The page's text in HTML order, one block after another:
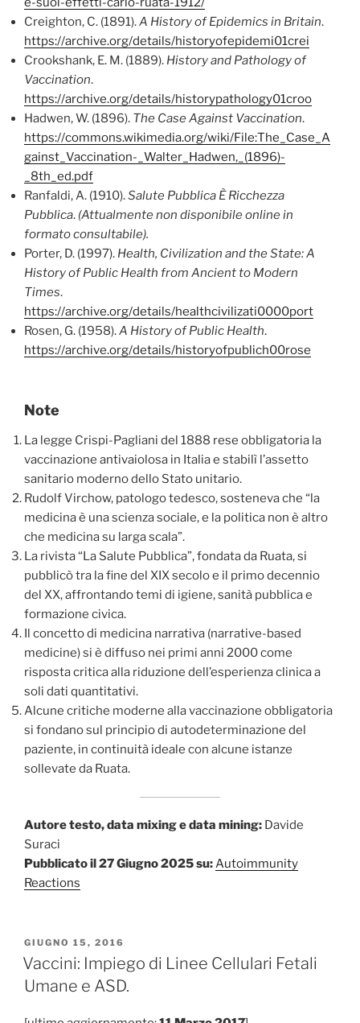
Creighton, C. (1891).A History of Epidemics in Britain.
https://archive.org/details/historyofepidemi01crei
Crookshank, E. M. (1889). History and Pathology of
Vaccination.
https://archive.org/details/historypathology01croo
Hadwen, W. (1896). The Case Against Vaccination.
https://commons.wikimedia.org/wiki/File:The_Case_A
gainst_Vaccination-_Walter_Hadwen,_(1896)-
_8th_ed.pdf
Ranfaldi, A. (1910).Salute Pubblica È Ricchezza
Pubblica. (Attualmente non disponibile online in
formato consultabile).
Porter, D. (1997). Health, Civilization and the State: A
History of Public Health from Ancient to Modern
Times.
https://archive.org/details/healthcivilizati0000port
Rosen, G. (1958).A History of Public Health.
https://archive.org/details/historyofpublich00rose
Note
La legge Crispi-Pagliani del 1888 rese obbligatoria la
vaccinazione antivaiolosa in Italia e stabilì l’assetto
sanitario moderno dello Stato unitario.
Rudolf Virchow, patologo tedesco, sosteneva che “la
medicina è una scienza sociale, e la politica non è altro
che medicina su larga scala”.
La rivista “La Salute Pubblica”, fondata da Ruata, si
pubblicò tra la fine del XIX secolo e il primo decennio
del XX, affrontando temi di igiene, sanità pubblica e
formazione civica.
Il concetto di medicina narrativa (narrative-based
medicine) si è diffuso nei primi anni 2000 come
risposta critica alla riduzione dell’esperienza clinica a
soli dati quantitativi.
Alcune critiche moderne alla vaccinazione obbligatoria
si fondano sul principio di autodeterminazione del
paziente, in continuità ideale con alcune istanze
sollevate da Ruata.
Autore testo, data mixing e data mining: Davide
Suraci
Pubblicato il 27 Giugno 2025 su:Autoimmunity
Reactions
PUBBLICATO
IL
GIUGNO 15, 2016
Vaccini: Impiego di Linee Cellulari Fetali
Umane e ASD.